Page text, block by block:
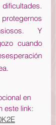
Y
cuando
en
este link: